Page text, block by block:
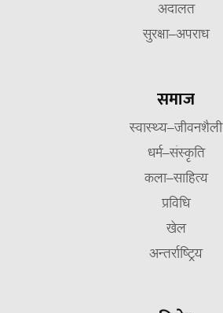
अदालत
सुरक्षा–अपराध
समाज
स्वास्थ्य–जीवनशैली
धर्म–संस्कृति
कला–साहित्य
प्रविधि
खेल
अन्तर्राष्ट्रिय